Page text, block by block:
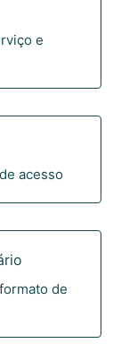
e
acesso
de